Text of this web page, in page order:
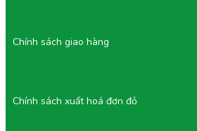
Chính sách giao hàng
Chính sách xuất hoá đơn đỏ